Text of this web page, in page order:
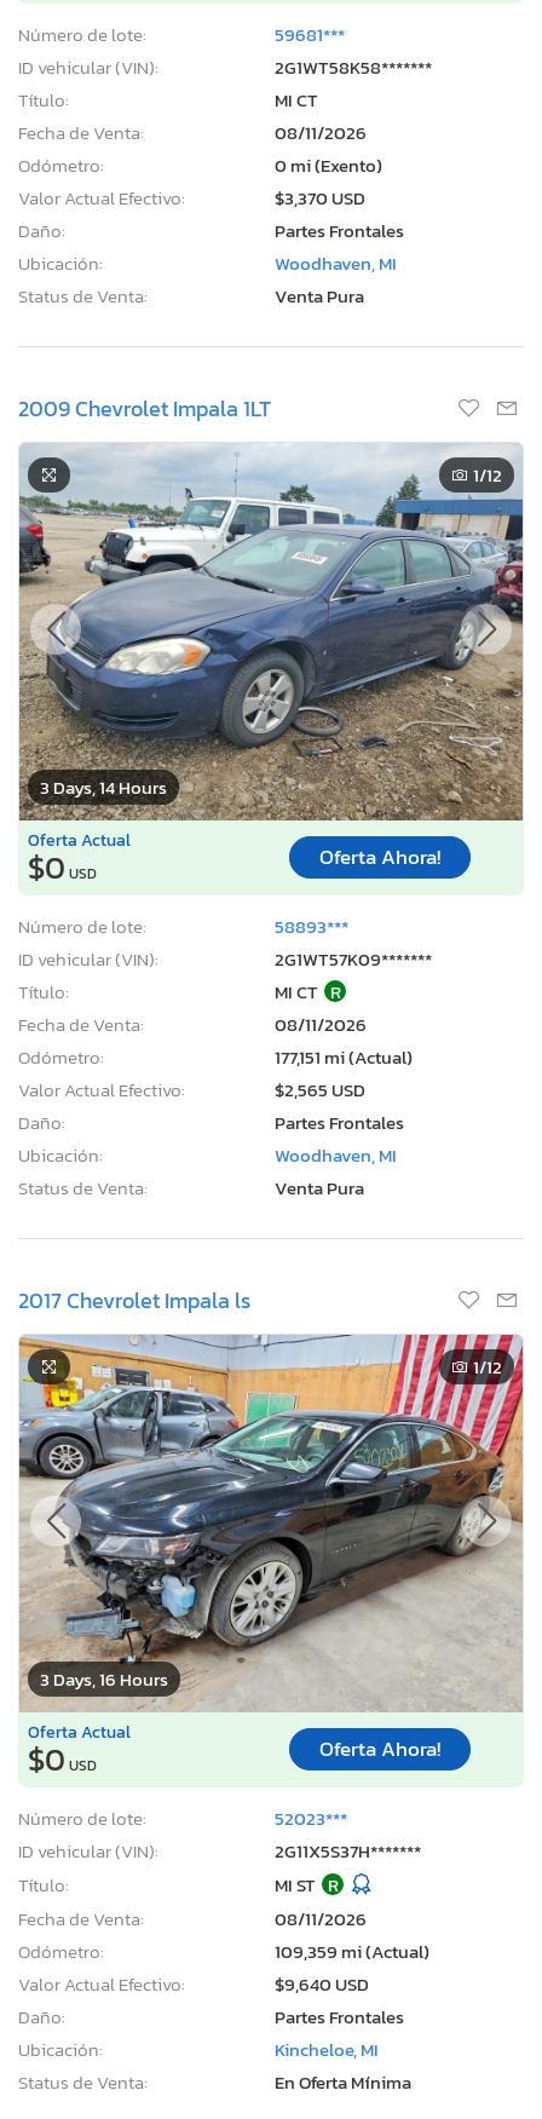
Número de lote:
59681***
ID vehicular (VIN):
2G1WT58K58*******
Título:
MI CT
Fecha de Venta:
08/11/2026
Odómetro:
0 mi (Exento)
Valor Actual Efectivo:
$3,370 USD
Daño:
Partes Frontales
Ubicación:
Woodhaven, MI
Status de Venta:
Venta Pura
2009 Chevrolet Impala 1LT
3 Days, 14 Hours
1/12
Oferta Actual
$0 USD
Oferta Ahora!
Número de lote:
58893***
ID vehicular (VIN):
2G1WT57K09*******
Título:
MI CT R
Fecha de Venta:
08/11/2026
Odómetro:
177,151 mi (Actual)
Valor Actual Efectivo:
$2,565 USD
Daño:
Partes Frontales
Ubicación:
Woodhaven, MI
Status de Venta:
Venta Pura
2017 Chevrolet Impala ls
3 Days, 16 Hours
1/12
Oferta Actual
$0 USD
Oferta Ahora!
Número de lote:
52023***
ID vehicular (VIN):
2G11X5S37H*******
Título:
MI ST R
Fecha de Venta:
08/11/2026
Odómetro:
109,359 mi (Actual)
Valor Actual Efectivo:
$9,640 USD
Daño:
Partes Frontales
Ubicación:
Kincheloe, MI
Status de Venta:
En Oferta Mínima